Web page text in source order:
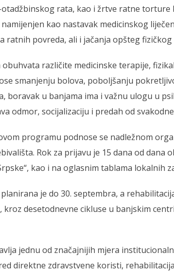
rata, kao i žrtve ratne torture
kao nastavak medicinskog
ratnih povreda, ali i jačanja opšteg
različite medicinske terapije,
smanjenju bolova, poboljšanju
boravak u banjama ima i važnu ulogu u
odmor, socijalizaciju i predah od
programu podnose se nadležnom
Rok za prijavu je 15 dana od dana
kao i na oglasnim tablama lokalnih
je do 30. septembra, a
kroz desetodnevne cikluse u banjskim
jednu od značajnijih mjera
direktne zdravstvene koristi,